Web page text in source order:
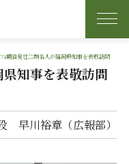
期自見壮二朗名人が福岡県知事を表敬訪問
知事を表敬訪問
早川裕章（広報部）